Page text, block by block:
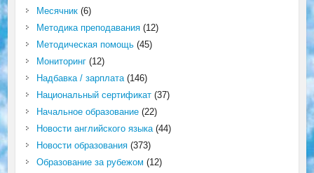
Месячник(6)
Методика преподавания(12)
Методическая помощь(45)
Мониторинг(12)
Надбавка / зарплата(146)
Национальный сертификат(37)
Начальное образование(22)
Новости английского языка(44)
Новости образования(373)
Образование за рубежом (12)